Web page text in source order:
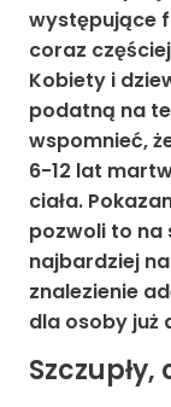
występujące
coraz
Kobiety i
podatną na
wspomnieć,
6-12 lat
ciała.
pozwoli to na
najbardziej
znalezienie
dla osoby już